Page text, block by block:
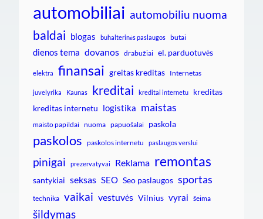
automobiliai automobiliu nuoma
baldai blogas buhalterinės paslaugos butai
dienos tema dovanos drabužiai el. parduotuvės
elektra finansai greitas kreditas Internetas
juvelyrika Kaunas kreditai kreditai internetu
kreditas
kreditas internetu logistika maistas
maisto papildai nuoma papuošalai paskola
paskolos paskolos internetu paslaugos verslui
pinigai prezervatyvai Reklama remontas
santykiai seksas SEO Seo paslaugos sportas
technika vaikai vestuvės Vilnius vyrai šeima
šildymas